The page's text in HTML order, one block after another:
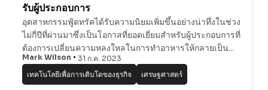
รับผู้ประกอบการ
อุตสาหกรรมฟู้ดทรัคได้รับความนิยมเพิ่มขึ้นอย่างน่าทึ่งในช่วง
ไม่กี่ปีที่ผ่านมาซึ่งเป็นโอกาสที่ยอดเยี่ยมสําหรับผู้ประกอบการที่
ต้องการเปลี่ยนความหลงใหลในการทําอาหารให้กลายเป็น
ธุรกิจที่เฟื่องฟู อย่างไรก็ตามเช่นเดียวกับการร่วมทุนการเริ่มต้น
ธุรกิจฟู้ดทร
Mark Wilson
31 ก.ค. 2023
เทคโนโลยีเพื่อการเติบโตของธุรกิจ
เศรษฐศาสตร์